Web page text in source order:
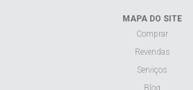
MAPA DO SITE
Comprar
Revendas
Serviços